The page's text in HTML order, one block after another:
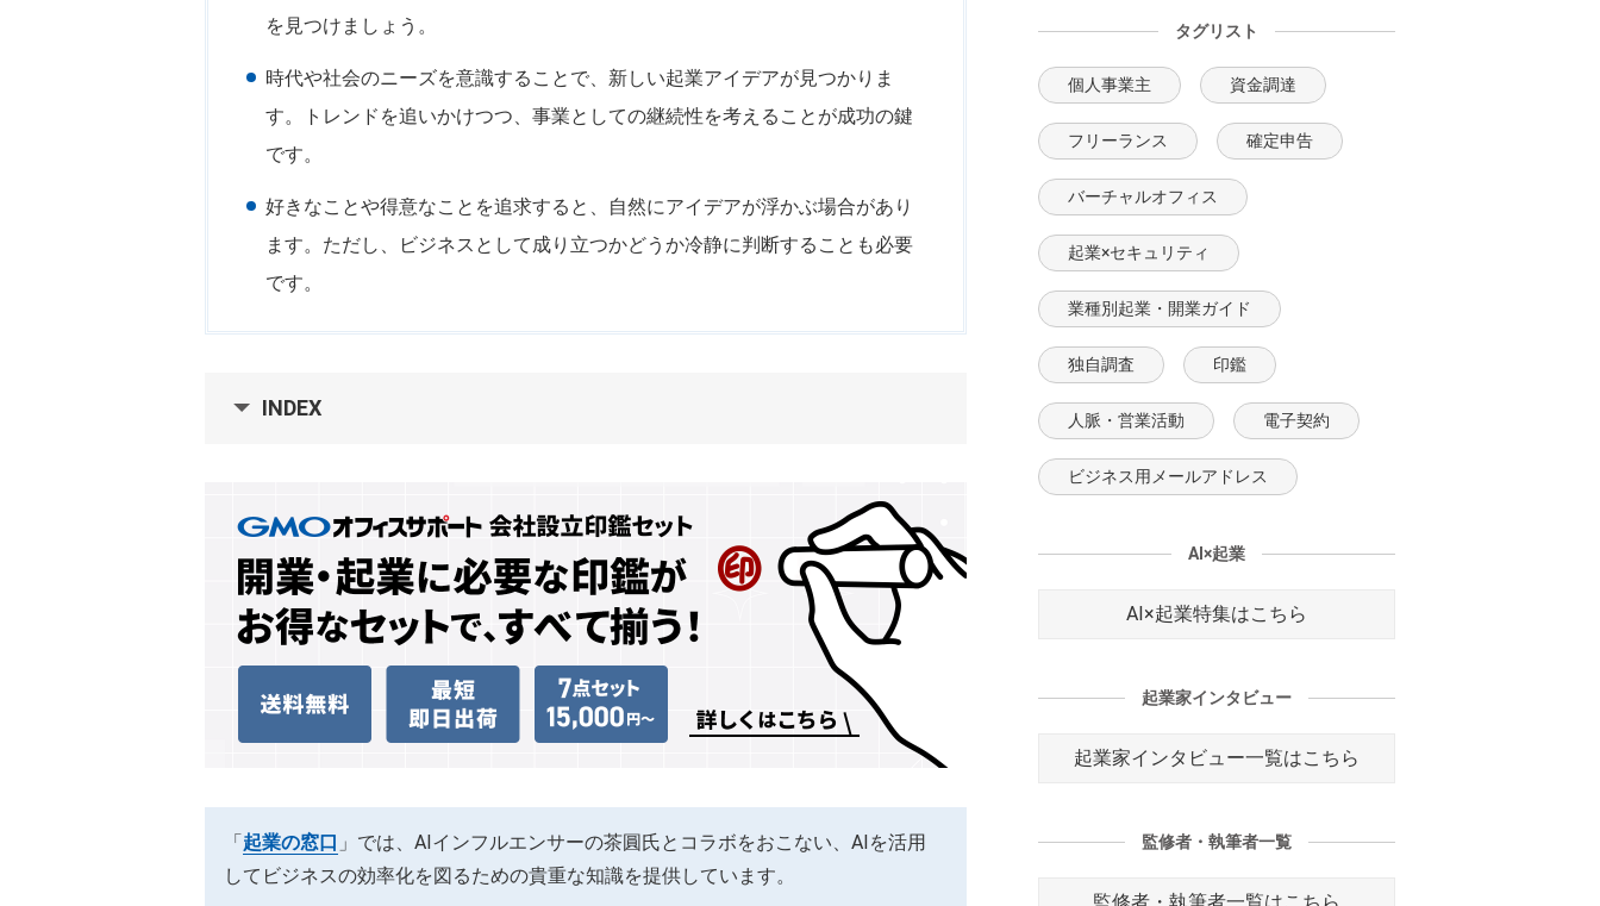
を見つけましょう。
時代や社会のニーズを意識することで、新しい起業アイデアが見つかりま
す。トレンドを追いかけつつ、事業としての継続性を考えることが成功の鍵
です。
好きなことや得意なことを追求すると、自然にアイデアが浮かぶ場合があり
ます。ただし、ビジネスとして成り立つかどうか冷静に判断することも必要
です。
INDEX
「起業の窓口 」では、AIインフルエンサーの茶圓氏とコラボをおこない、AIを活用
してビジネスの効率化を図るための貴重な知識を提供しています。
タグリスト
個人事業主 資金調達
フリーランス 確定申告
バーチャルオフィス
起業×セキュリティ
業種別起業・開業ガイド
独自調査 印鑑
人脈・営業活動 電子契約
ビジネス用メールアドレス
AI×起業
AI×起業特集はこちら
起業家インタビュー
起業家インタビュー一覧はこちら
監修者・執筆者一覧